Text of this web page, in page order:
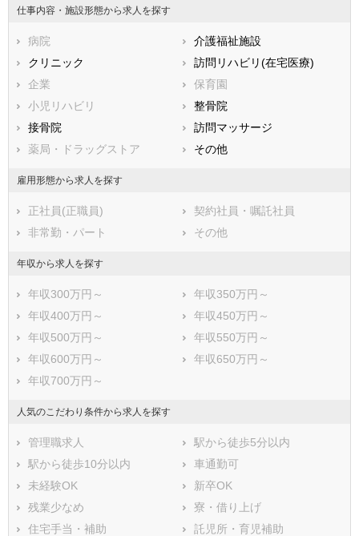
石川県
福井県
静岡県
三重県
滋賀県
大阪府
兵庫県
鳥取県
広島県
徳島県
香川県
愛媛県
鹿児島県
仕事内容・施設形態から求人を探す
病院
介護福祉施設
クリニック
訪問リハビリ(在宅医療)
企業
保育園
小児リハビリ
整骨院
接骨院
訪問マッサージ
薬局・ドラッグストア
その他
雇用形態から求人を探す
正社員(正職員)
契約社員・嘱託社員
非常勤・パート
その他
年収から求人を探す
年収300万円～
年収350万円～
年収400万円～
年収450万円～
年収500万円～
年収550万円～
年収600万円～
年収650万円～
年収700万円～
人気のこだわり条件から求人を探す
管理職求人
駅から徒歩5分以内
駅から徒歩10分以内
車通勤可
未経験OK
新卒OK
残業少なめ
寮・借り上げ
住宅手当・補助
託児所・育児補助